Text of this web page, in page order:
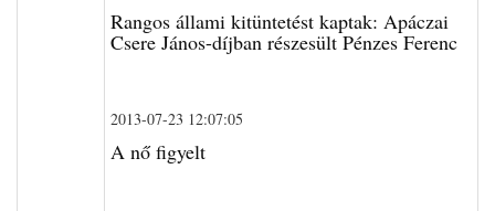
Rangos állami kitüntetést kaptak: Apáczai
Csere János-díjban részesült Pénzes Ferenc
2013-07-23 12:07:05
A nő figyelt